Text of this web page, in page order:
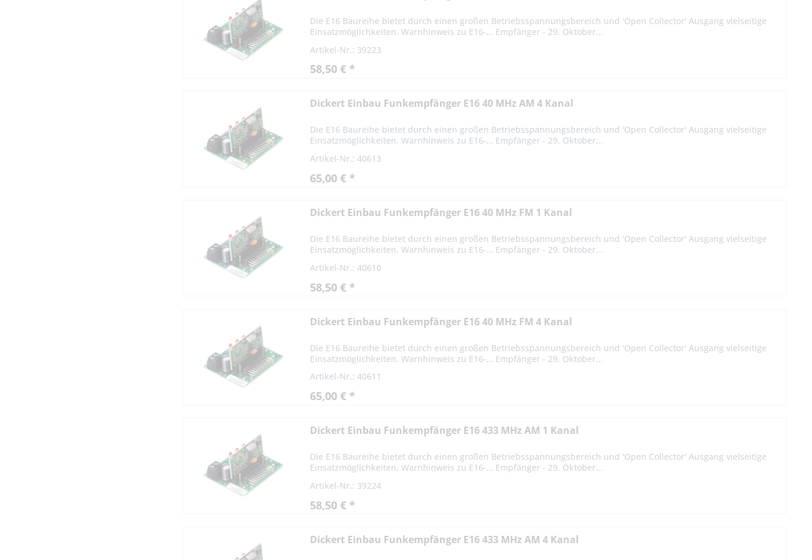
Die E16 Baureihe bietet durch einen großen Betriebsspannungsbereich und 'Open Collector' Ausgang vielseitige
Einsatzmöglichkeiten. Warnhinweis zu E16-… Empfänger - 29. Oktober...
Artikel-Nr.: 39223
58,50 € *
Dickert Einbau Funkempfänger E16 40 MHz AM 4 Kanal
Die E16 Baureihe bietet durch einen großen Betriebsspannungsbereich und 'Open Collector' Ausgang vielseitige
Einsatzmöglichkeiten. Warnhinweis zu E16-… Empfänger - 29. Oktober...
Artikel-Nr.: 40613
65,00 € *
Dickert Einbau Funkempfänger E16 40 MHz FM 1 Kanal
Die E16 Baureihe bietet durch einen großen Betriebsspannungsbereich und 'Open Collector' Ausgang vielseitige
Einsatzmöglichkeiten. Warnhinweis zu E16-… Empfänger - 29. Oktober...
Artikel-Nr.: 40610
58,50 € *
Dickert Einbau Funkempfänger E16 40 MHz FM 4 Kanal
Die E16 Baureihe bietet durch einen großen Betriebsspannungsbereich und 'Open Collector' Ausgang vielseitige
Einsatzmöglichkeiten. Warnhinweis zu E16-… Empfänger - 29. Oktober...
Artikel-Nr.: 40611
65,00 € *
Dickert Einbau Funkempfänger E16 433 MHz AM 1 Kanal
Die E16 Baureihe bietet durch einen großen Betriebsspannungsbereich und 'Open Collector' Ausgang vielseitige
Einsatzmöglichkeiten. Warnhinweis zu E16-… Empfänger - 29. Oktober...
Artikel-Nr.: 39224
58,50 € *
Dickert Einbau Funkempfänger E16 433 MHz AM 4 Kanal